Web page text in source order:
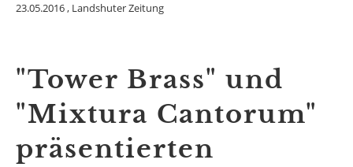
23.05.2016, Landshuter Zeitung
"Tower Brass" und
"Mixtura Cantorum"
präsentierten